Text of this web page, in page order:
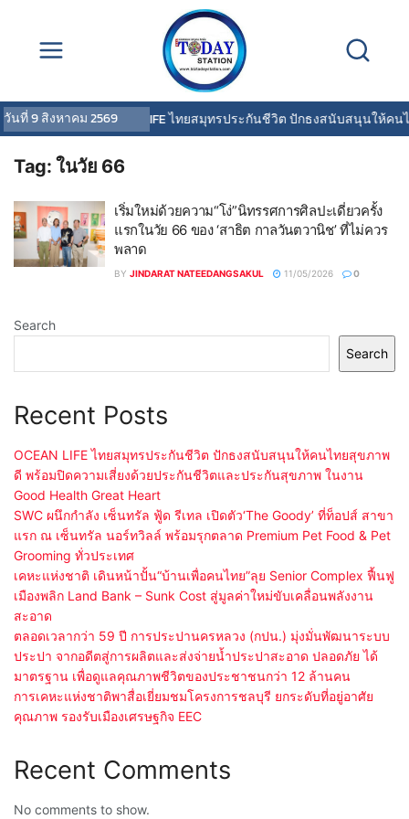
วันที่9 สิงหาคม 2569OCEAN LIFE ไทยสมุทรประกันชีวิต ปักธงสนับสนุนให้ค
Tag: ในวัย 66
เริ่มใหม่ด้วยความ“โง่”นิทรรศการศิลปะเดี่ยวครั้ง
แรกในวัย 66 ของ ‘สาธิต กาลวันตวานิช’ ที่ไม่ควร
พลาด
BY JINDARAT NATEEDANGSAKUL 11/05/2026 0
Search
Search
Recent Posts
OCEAN LIFE ไทยสมุทรประกันชีวิต ปักธงสนับสนุนให้คนไทยสุขภาพ
ดี พร้อมปิดความเสี่ยงด้วยประกันชีวิตและประกันสุขภาพ ในงาน
Good Health Great Heart
SWC ผนึกกำลัง เซ็นทรัล ฟู้ด รีเทล เปิดตัว‘The Goody’ ที่ท็อปส์ สาขา
แรก ณ เซ็นทรัล นอร์ทวิลล์ พร้อมรุกตลาด Premium Pet Food & Pet
Grooming ทั่วประเทศ
เคหะแห่งชาติ เดินหน้าปั้น“บ้านเพื่อคนไทย”ลุย Senior Complex ฟื้นฟู
เมืองพลิก Land Bank – Sunk Cost สู่มูลค่าใหม่ขับเคลื่อนพลังงาน
สะอาด
ตลอดเวลากว่า 59 ปี การประปานครหลวง (กปน.) มุ่งมั่นพัฒนาระบบ
ประปา จากอดีตสู่การผลิตและส่งจ่ายน้ำประปาสะอาด ปลอดภัย ได้
มาตรฐาน เพื่อดูแลคุณภาพชีวิตของประชาชนกว่า 12 ล้านคน
การเคหะแห่งชาติพาสื่อเยี่ยมชมโครงการชลบุรี ยกระดับที่อยู่อาศัย
คุณภาพ รองรับเมืองเศรษฐกิจ EEC
Recent Comments
No comments to show.